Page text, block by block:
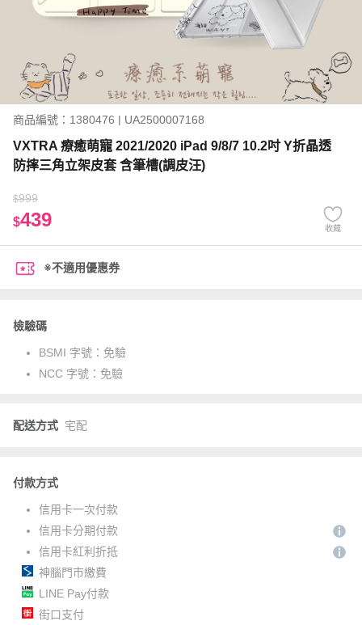
商品編號：1380476 | UA2500007168
VXTRA 療癒萌寵 2021/2020 iPad 9/8/7 10.2吋 Y折晶透
防摔三角立架皮套 含筆槽(調皮汪)
$999
$439 收藏
※不適用優惠券
檢驗碼
BSMI 字號： 免驗
NCC 字號： 免驗
配送方式 宅配
付款方式
信用卡一次付款
信用卡分期付款
信用卡紅利折抵
神腦門市繳費
LINE Pay付款
街口支付